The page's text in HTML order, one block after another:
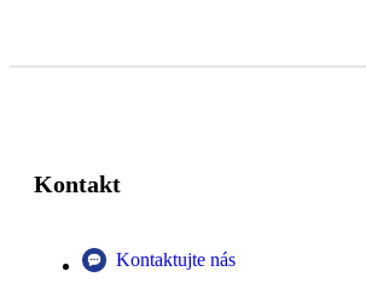
Kontakt
Kontaktujte nás